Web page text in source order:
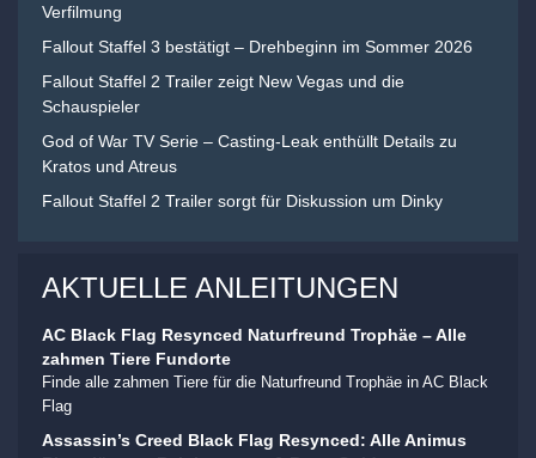
Verfilmung
Fallout Staffel 3 bestätigt – Drehbeginn im Sommer 2026
Fallout Staffel 2 Trailer zeigt New Vegas und die
Schauspieler
God of War TV Serie – Casting-Leak enthüllt Details zu
Kratos und Atreus
Fallout Staffel 2 Trailer sorgt für Diskussion um Dinky
AKTUELLE ANLEITUNGEN
AC Black Flag Resynced Naturfreund Trophäe – Alle
zahmen Tiere Fundorte
Finde alle zahmen Tiere für die Naturfreund Trophäe in AC Black
Flag
Assassin’s Creed Black Flag Resynced: Alle Animus